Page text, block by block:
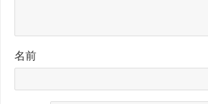
名前